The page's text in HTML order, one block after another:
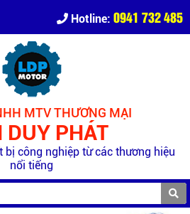
Hotline: 0941 732 485
MTV THƯƠNG MẠI
DUY PHÁT
bị công nghiệp từ các thương hiệu
nổi tiếng